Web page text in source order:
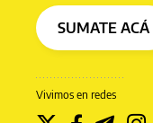
Vivimos en redes
SUMATE ACÁ